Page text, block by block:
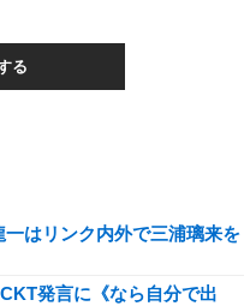
る
一はリンク内外で三浦璃来を
発言に《なら自分で出